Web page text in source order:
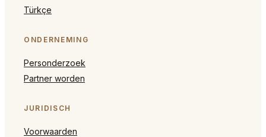
Türkçe
ONDERNEMING
Personderzoek
Partner worden
JURIDISCH
Voorwaarden